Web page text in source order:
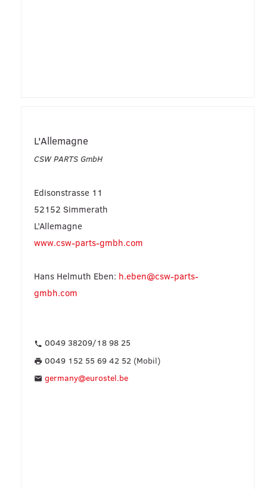
L'Allemagne
CSW PARTS GmbH
Edisonstrasse 11
52152 Simmerath
L’Allemagne
www.csw-parts-gmbh.com
Hans Helmuth Eben: h.eben@csw-parts-
gmbh.com
phone 0049 38209/18 98 25
print 0049 152 55 69 42 52 (Mobil)
mail germany@eurostel.be